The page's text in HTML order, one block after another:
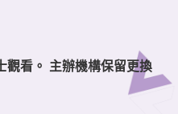
觀看。 主辦機構保留更換